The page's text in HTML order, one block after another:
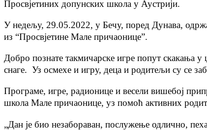
Просвјетиних допунских школа у Аустрији.
У недељу, 29.05.2022, у Бечу, поред Дунава,
из “Просвјетине Мале причаонице”.
Добро познате такмичарске игре попут скакања у
снаге. Уз осмехе и игру, деца и родитељи су се
Програме, игре, радионице и весели вишебој
школа Мале причаонице, уз помоћ активних
„Дан је био незабораван, послужење одлично,